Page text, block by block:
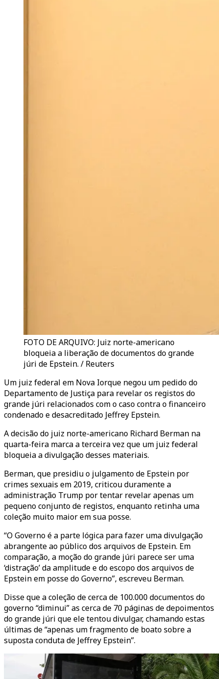
FOTO DE ARQUIVO: Juiz norte-americano
bloqueia a liberação de documentos do grande
júri de Epstein. / Reuters
Um juiz federal em Nova Iorque negou um pedido do
Departamento de Justiça para revelar os registos do
grande júri relacionados com o caso contra o financeiro
condenado e desacreditado Jeffrey Epstein.
A decisão do juiz norte-americano Richard Berman na
quarta-feira marca a terceira vez que um juiz federal
bloqueia a divulgação desses materiais.
Berman, que presidiu o julgamento de Epstein por
crimes sexuais em 2019, criticou duramente a
administração Trump por tentar revelar apenas um
pequeno conjunto de registos, enquanto retinha uma
coleção muito maior em sua posse.
“O Governo é a parte lógica para fazer uma divulgação
abrangente ao público dos arquivos de Epstein. Em
comparação, a moção do grande júri parece ser uma
‘distração’ da amplitude e do escopo dos arquivos de
Epstein em posse do Governo”, escreveu Berman.
Disse que a coleção de cerca de 100.000 documentos do
governo “diminui” as cerca de 70 páginas de depoimentos
do grande júri que ele tentou divulgar, chamando estas
últimas de “apenas um fragmento de boato sobre a
suposta conduta de Jeffrey Epstein”.